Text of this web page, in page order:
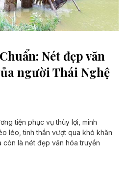
Nét đẹp văn
người Thái Nghệ
tiện phục vụ thủy lợi, minh
léo, tinh thần vượt qua khó khăn
còn là nét đẹp văn hóa truyền